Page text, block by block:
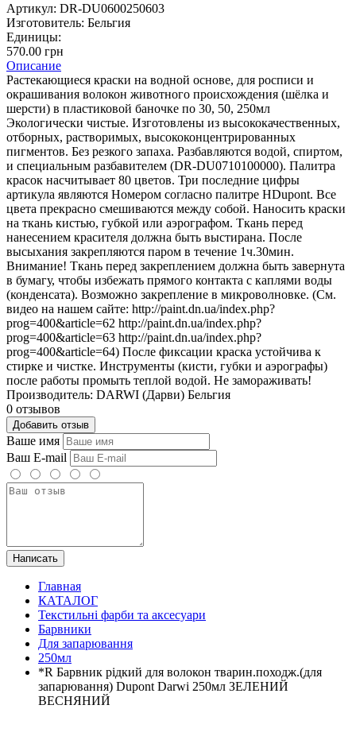
Артикул: DR-DU0600250603
Изготовитель: Бельгия
Единицы:
570.00 грн
Описание
Растекающиеся краски на водной основе, для росписи и
окрашивания волокон животного происхождения (шёлка и
шерсти) в пластиковой баночке по 30, 50, 250мл
Экологически чистые. Изготовлены из высококачественных,
отборных, растворимых, высококонцентрированных
пигментов. Без резкого запаха. Разбавляются водой, спиртом,
и специальным разбавителем (DR-DU0710100000). Палитра
красок насчитывает 80 цветов. Три последние цифры
артикула являются Номером согласно палитре HDupont. Все
цвета прекрасно смешиваются между собой. Наносить краски
на ткань кистью, губкой или аэрографом. Ткань перед
нанесением красителя должна быть выстирана. После
высыхания закрепляются паром в течение 1ч.30мин.
Внимание! Ткань перед закреплением должна быть завернута
в бумагу, чтобы избежать прямого контакта с каплями воды
(конденсата). Возможно закрепление в микроволновке. (См.
видео на нашем сайте: http://paint.dn.ua/index.php?
prog=400&article=62 http://paint.dn.ua/index.php?
prog=400&article=63 http://paint.dn.ua/index.php?
prog=400&article=64) После фиксации краска устойчива к
стирке и чистке. Инструменты (кисти, губки и аэрографы)
после работы промыть теплой водой. Не замораживать!
Производитель: DARWI (Дарви) Бельгия
0 отзывов
Добавить отзыв
Ваше имя
Ваш E-mail
Написать
Главная
КАТАЛОГ
Текстильні фарби та аксесуари
Барвники
Для запарювання
250мл
*R Барвник рідкий для волокон тварин.походж.(для
запарювання) Dupont Darwi 250мл ЗЕЛЕНИЙ
ВЕСНЯНИЙ